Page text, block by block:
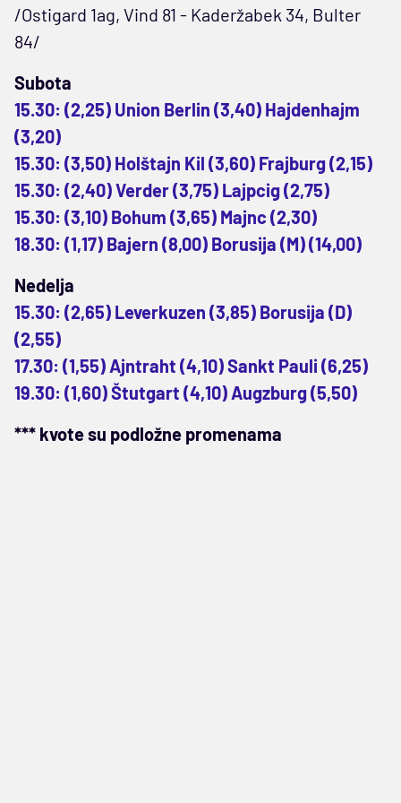
/Ostigard 1ag, Vind 81 - Kaderžabek 34, Bulter
84/
Subota
15.30: (2,25) Union Berlin (3,40) Hajdenhajm
(3,20)
15.30: (3,50) Holštajn Kil (3,60) Frajburg (2,15)
15.30: (2,40) Verder (3,75) Lajpcig (2,75)
15.30: (3,10) Bohum (3,65) Majnc (2,30)
18.30: (1,17) Bajern (8,00) Borusija (M) (14,00)
Nedelja
15.30: (2,65) Leverkuzen (3,85) Borusija (D)
(2,55)
17.30: (1,55) Ajntraht (4,10) Sankt Pauli (6,25)
19.30: (1,60) Štutgart (4,10) Augzburg (5,50)
*** kvote su podložne promenama